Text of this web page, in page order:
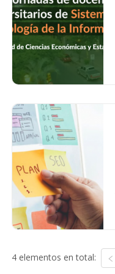
4 elementos en total: